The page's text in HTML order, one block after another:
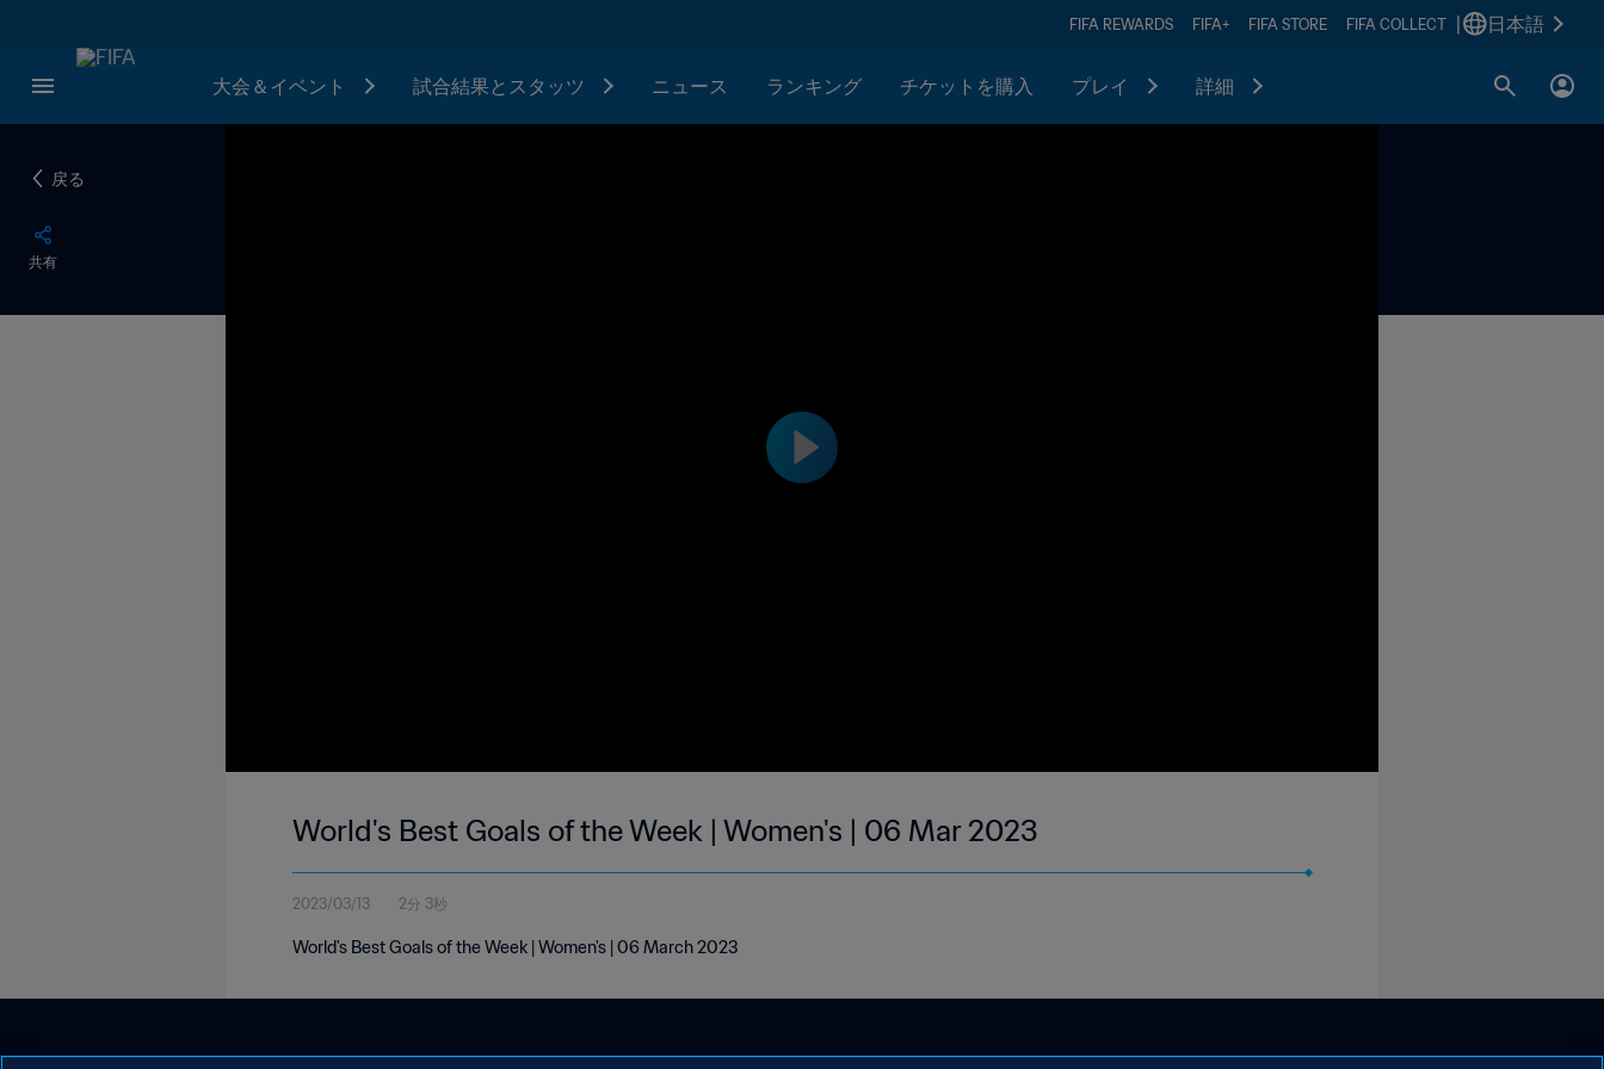
FIFA REWARDS FIFA+ FIFA STORE FIFA COLLECT 日本語
大会＆イベント 試合結果とスタッツ ニュース ランキング チケットを購入 プレイ 詳細
戻る
共有
World's Best Goals of the Week | Women's | 06 Mar 2023
2023/03/13 2分 3秒
World's Best Goals of the Week | Women's | 06 March 2023